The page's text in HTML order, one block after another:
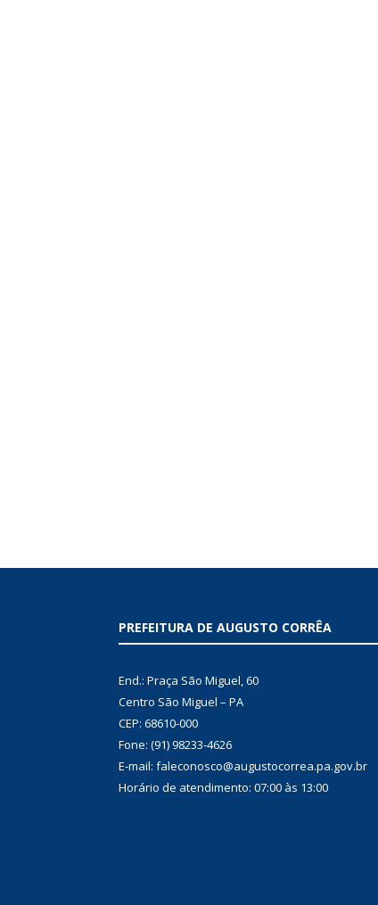
PREFEITURA DE AUGUSTO CORRÊA
End.: Praça São Miguel, 60
Centro São Miguel – PA
CEP: 68610-000
Fone: (91) 98233-4626
E-mail: faleconosco@augustocorrea.pa.gov.br
Horário de atendimento: 07:00 às 13:00